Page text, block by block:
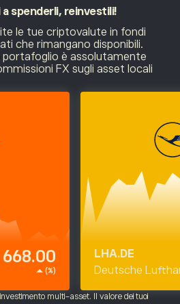
spenderli, reinvestili!
le tue criptovalute in fondi
che rimangano disponibili.
portafoglio è assolutamente
FX sugli asset locali
668.00
(%)
LHA.DE
Deutsche
multi-asset. Il valore dei tuoi